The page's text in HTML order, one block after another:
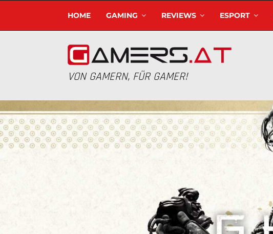
HOME GAMING REVIEWS ESPORT
VON GAMERN, FÜR GAMER!